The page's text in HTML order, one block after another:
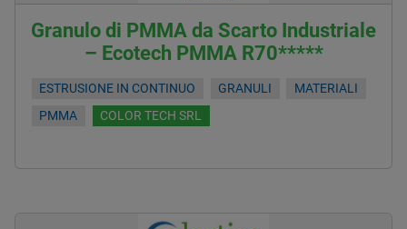
Granulo di PMMA da Scarto Industriale
– Ecotech PMMA R70*****
ESTRUSIONE IN CONTINUO GRANULI
MATERIALI
PMMA
COLOR TECH SRL